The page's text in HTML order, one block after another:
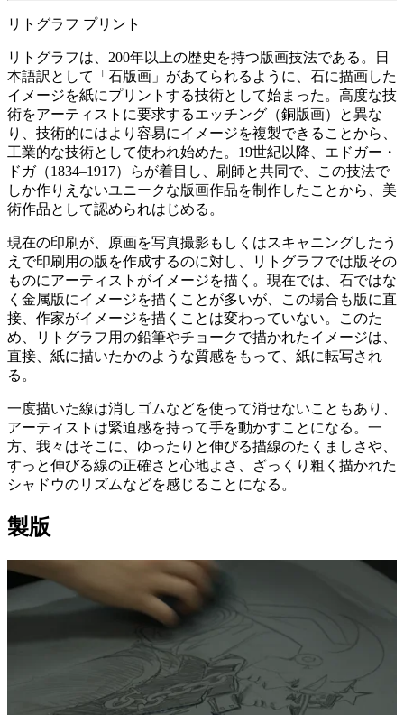
リトグラフ プリント
リトグラフは、200年以上の歴史を持つ版画技法である。日
本語訳として「石版画」があてられるように、石に描画した
イメージを紙にプリントする技術として始まった。高度な技
術をアーティストに要求するエッチング（銅版画）と異な
り、技術的にはより容易にイメージを複製できることから、
工業的な技術として使われ始めた。19世紀以降、エドガー・
ドガ（1834–1917）らが着目し、刷師と共同で、この技法で
しか作りえないユニークな版画作品を制作したことから、美
術作品として認められはじめる。
現在の印刷が、原画を写真撮影もしくはスキャニングしたう
えで印刷用の版を作成するのに対し、リトグラフでは版その
ものにアーティストがイメージを描く。現在では、石ではな
く金属版にイメージを描くことが多いが、この場合も版に直
接、作家がイメージを描くことは変わっていない。このた
め、リトグラフ用の鉛筆やチョークで描かれたイメージは、
直接、紙に描いたかのような質感をもって、紙に転写され
る。
一度描いた線は消しゴムなどを使って消せないこともあり、
アーティストは緊迫感を持って手を動かすことになる。一
方、我々はそこに、ゆったりと伸びる描線のたくましさや、
すっと伸びる線の正確さと心地よさ、ざっくり粗く描かれた
シャドウのリズムなどを感じることになる。
製版